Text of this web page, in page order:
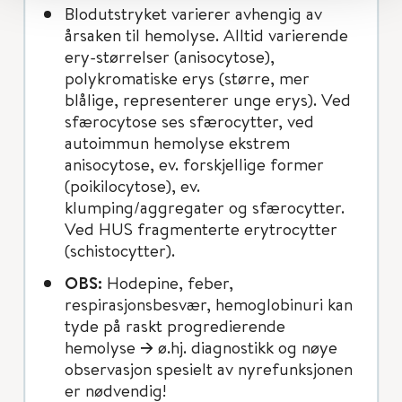
Blodutstryket varierer avhengig av
årsaken til hemolyse. Alltid varierende
ery-størrelser (anisocytose),
polykromatiske erys (større, mer
blålige, representerer unge erys). Ved
sfærocytose ses sfærocytter, ved
autoimmun hemolyse ekstrem
anisocytose, ev. forskjellige former
(poikilocytose), ev.
klumping/aggregater og sfærocytter.
Ved HUS fragmenterte erytrocytter
(schistocytter).
OBS: Hodepine, feber,
respirasjonsbesvær, hemoglobinuri kan
tyde på raskt progredierende
hemolyse 🡪 ø.hj. diagnostikk og nøye
observasjon spesielt av nyrefunksjonen
er nødvendig!